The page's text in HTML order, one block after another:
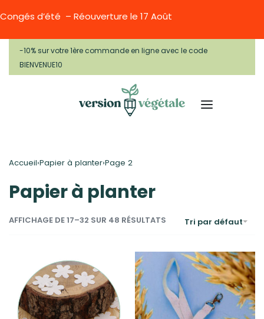
Congés d’été – Réouverture le 17 Août
-10% sur votre 1ère commande en ligne avec le code
BIENVENUE10
Accueil›Papier à planter›Page 2
Papier à planter
AFFICHAGE DE 17–32 SUR 48 RÉSULTATS Tri par défaut